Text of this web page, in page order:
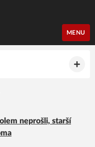
MENU
neprošli, starší